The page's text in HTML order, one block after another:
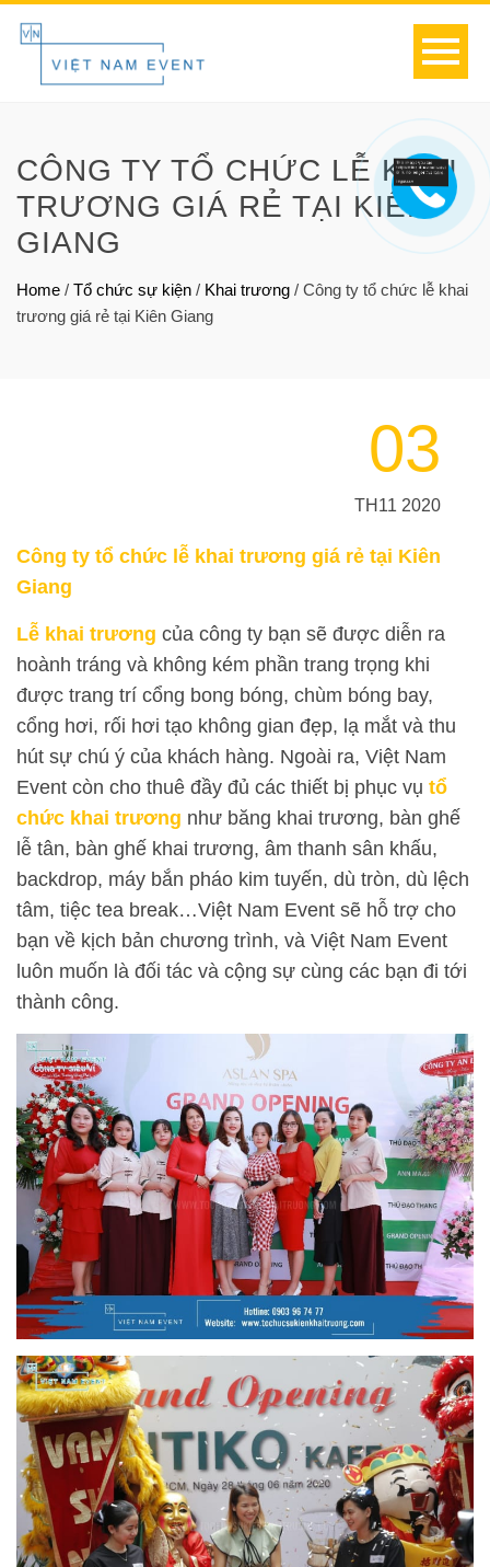
CÔNG TY TỔ CHỨC LỄ KHAI
TRƯƠNG GIÁ RẺ TẠI KIÊN
GIANG
Home / Tổ chức sự kiện / Khai trương / Công ty tổ chức lễ khai
trương giá rẻ tại Kiên Giang
03
TH11 2020
Công ty tổ chức lễ khai trương giá rẻ tại Kiên
Giang
Lễ khai trương của công ty bạn sẽ được diễn ra
hoành tráng và không kém phần trang trọng khi
được trang trí cổng bong bóng, chùm bóng bay,
cổng hơi, rối hơi tạo không gian đẹp, lạ mắt và thu
hút sự chú ý của khách hàng. Ngoài ra, Việt Nam
Event còn cho thuê đầy đủ các thiết bị phục vụ tổ
chức khai trương như băng khai trương, bàn ghế
lễ tân, bàn ghế khai trương, âm thanh sân khấu,
backdrop, máy bắn pháo kim tuyến, dù tròn, dù lệch
tâm, tiệc tea break…Việt Nam Event sẽ hỗ trợ cho
bạn về kịch bản chương trình, và Việt Nam Event
luôn muốn là đối tác và cộng sự cùng các bạn đi tới
thành công.